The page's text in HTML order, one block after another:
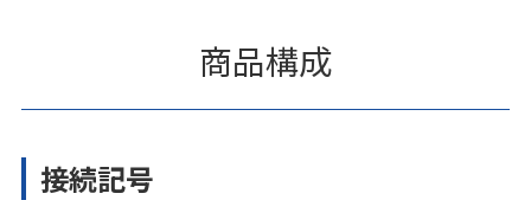
商品構成
接続記号